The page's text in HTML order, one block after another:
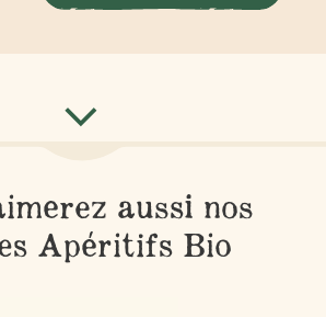
aussi nos
Apéritifs Bio